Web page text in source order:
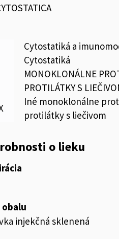
Cytostatiká a
Cytostatiká
MONOKLONÁLNE
PROTILÁTKY S
Iné monoklonálne
protilátky s liečivom
o lieku
obalu
injekčná sklenená